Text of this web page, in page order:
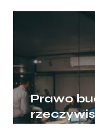
Prawo